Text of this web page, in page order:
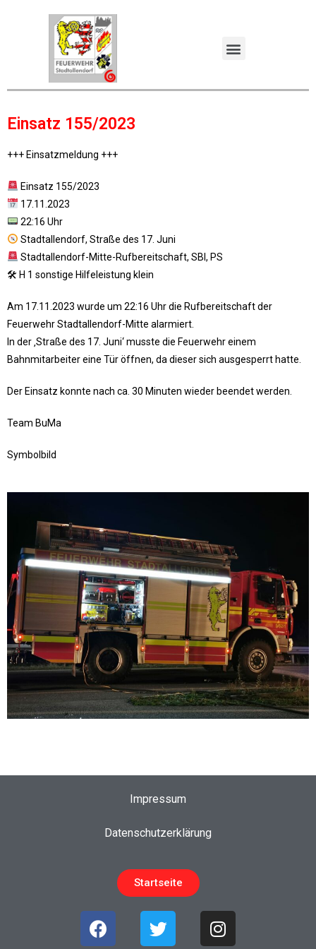
Einsatz 155/2023
+++ Einsatzmeldung +++
Einsatz 155/2023
17.11.2023
22:16 Uhr
Stadtallendorf, Straße des 17. Juni
Stadtallendorf-Mitte-Rufbereitschaft, SBI, PS
🛠 H 1 sonstige Hilfeleistung klein
Am 17.11.2023 wurde um 22:16 Uhr die Rufbereitschaft der
Feuerwehr Stadtallendorf-Mitte alarmiert.
In der ‚Straße des 17. Juni‘ musste die Feuerwehr einem
Bahnmitarbeiter eine Tür öffnen, da dieser sich ausgesperrt hatte.
Der Einsatz konnte nach ca. 30 Minuten wieder beendet werden.
Team BuMa
Symbolbild
Impressum
Datenschutzerklärung
Startseite